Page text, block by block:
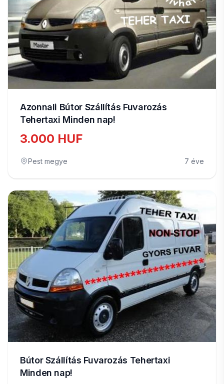
Azonnali Bútor Szállítás Fuvarozás
Tehertaxi Minden nap!
3.000 HUF
Pest megye 7 éve
Bútor Szállítás Fuvarozás Tehertaxi
Minden nap!